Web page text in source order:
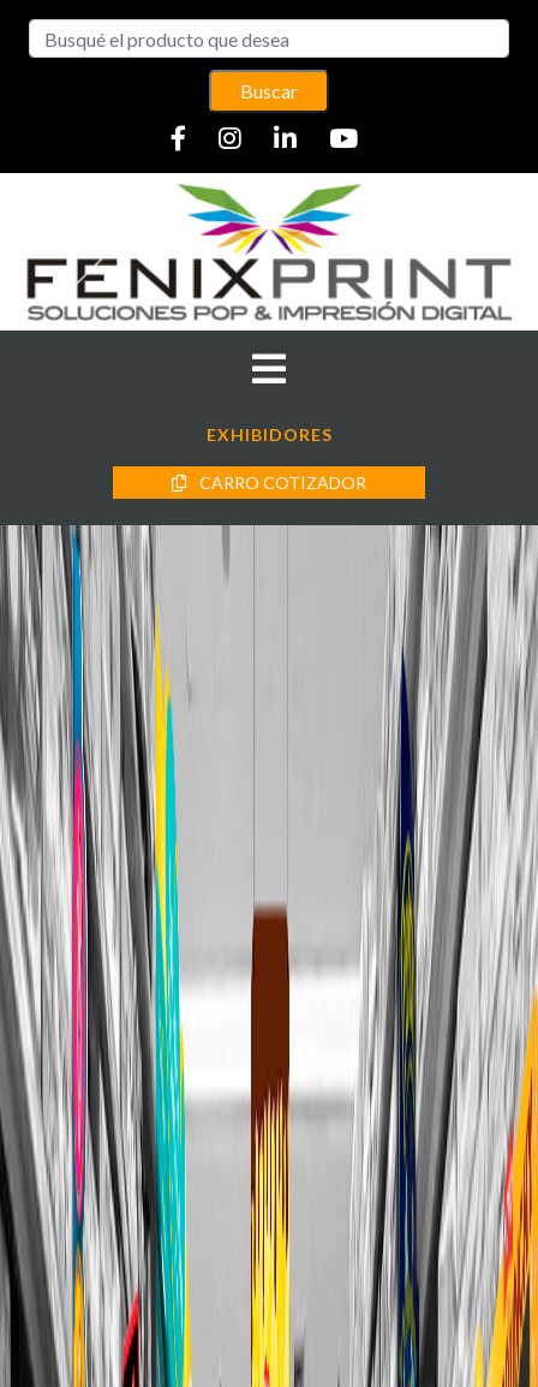
Buscar
EXHIBIDORES
CARRO COTIZADOR